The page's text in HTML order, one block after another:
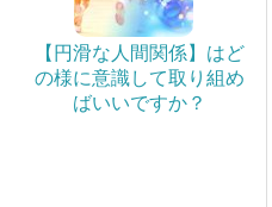
【円滑な人間関係】はど
の様に意識して取り組め
ばいいですか？